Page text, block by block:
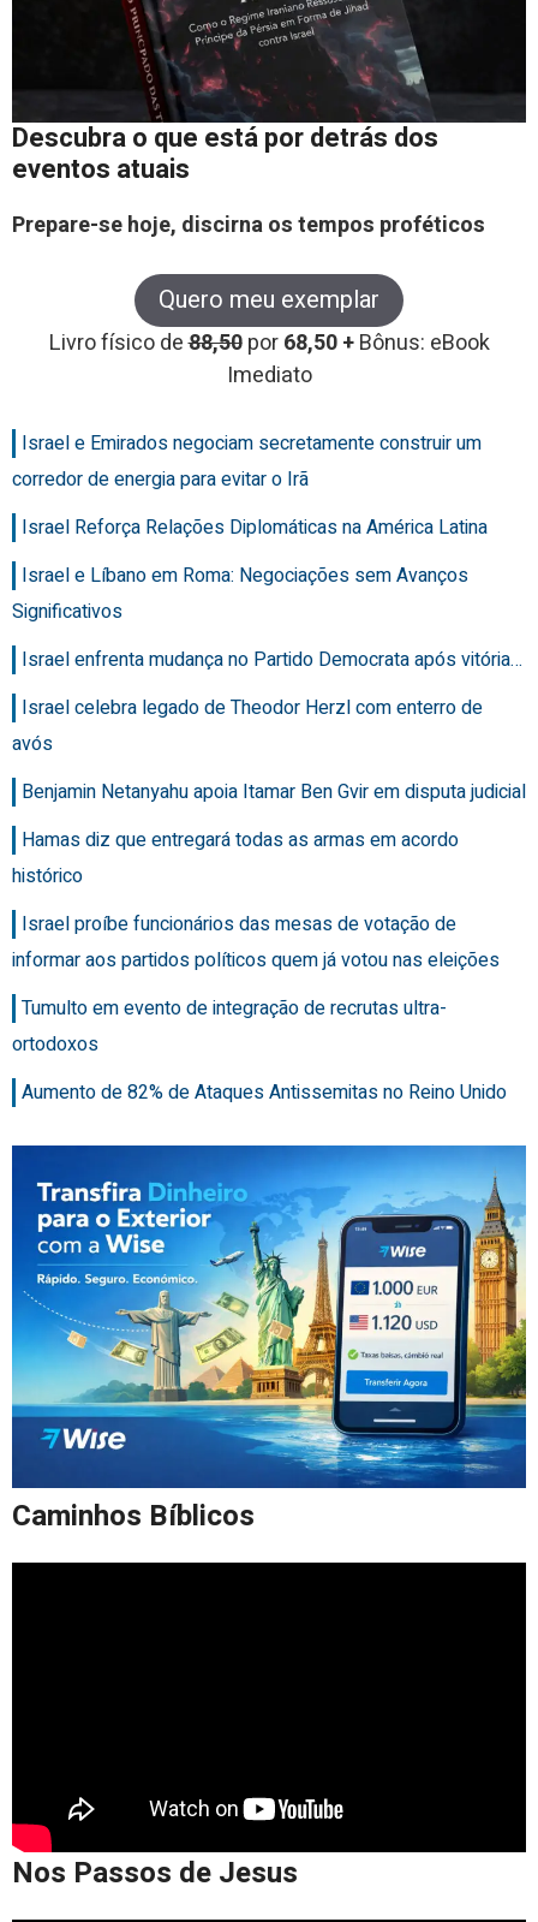
Descubra o que está por detrás dos
eventos atuais
Prepare-se hoje, discirna os tempos proféticos
Quero meu exemplar
Livro físico de88,50 por68,50 +Bônus: eBook
Imediato
Israel e Emirados negociam secretamente construir um
corredor de energia para evitar o Irã
Israel Reforça Relações Diplomáticas na América Latina
Israel e Líbano em Roma: Negociações sem Avanços
Significativos
Israel enfrenta mudança no Partido Democrata após vitória…
Israel celebra legado de Theodor Herzl com enterro de
avós
Benjamin Netanyahu apoia Itamar Ben Gvir em disputa judicial
Hamas diz que entregará todas as armas em acordo
histórico
Israel proíbe funcionários das mesas de votação de
informar aos partidos políticos quem já votou nas eleições
Tumulto em evento de integração de recrutas ultra-
ortodoxos
Aumento de 82% de Ataques Antissemitas no Reino Unido
Caminhos Bíblicos
Nos Passos de Jesus